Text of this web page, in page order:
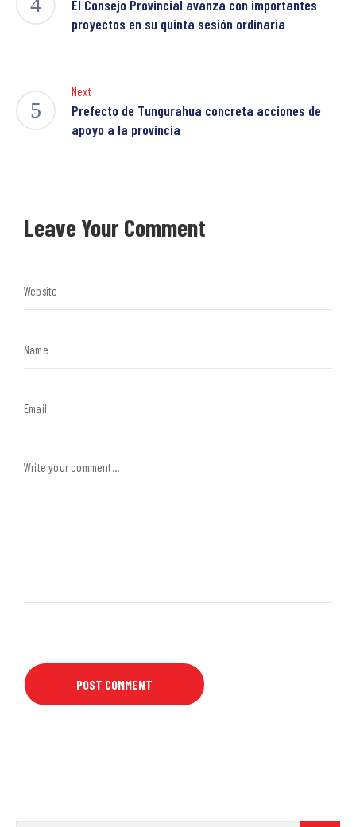
El Consejo Provincial avanza con importantes
proyectos en su quinta sesión ordinaria
Next
Prefecto de Tungurahua concreta acciones de
apoyo a la provincia
Leave Your Comment